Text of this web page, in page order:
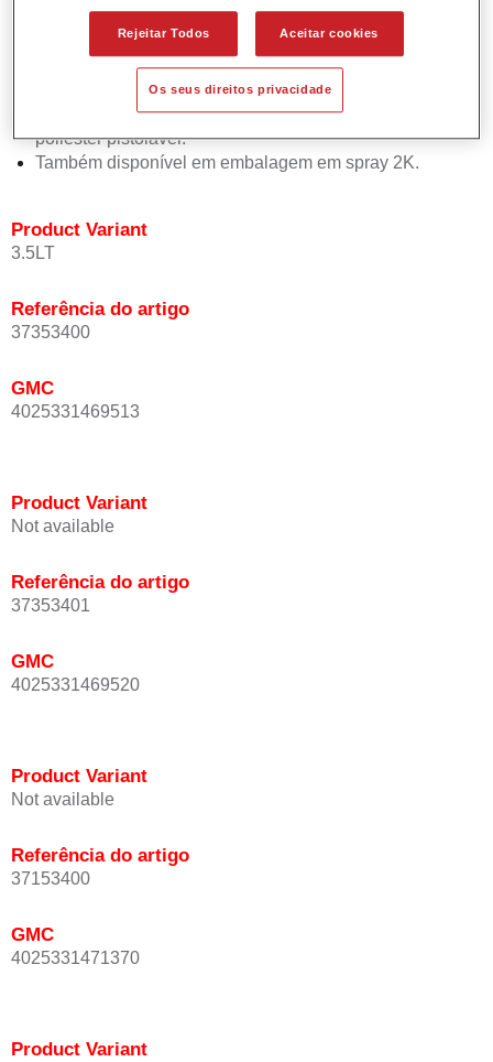
Pode ser repintado rapidamente com todas as bases
bicamada/esmaltes da Spies Hecker (em sistema
molhado-sobre-molhado).
Proporciona acabamento com muito boa resistência.
Solução de reparação antes da aplicação do betume
poliéster pistolável.
Também disponível em embalagem em spray 2K.
Product Variant
3.5LT
Referência do artigo
37353400
GMC
4025331469513
Product Variant
Not available
Referência do artigo
37353401
GMC
4025331469520
Product Variant
Not available
Referência do artigo
37153400
GMC
4025331471370
Product Variant
Rejeitar Todos Aceitar cookies
Os seus direitos privacidade